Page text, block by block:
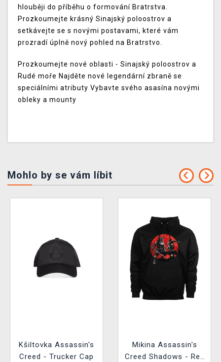
hlouběji do příběhu o formování Bratrstva.
Prozkoumejte krásný Sinajský poloostrov a
setkávejte se s novými postavami, které vám
prozradí úplně nový pohled na Bratrstvo.
Prozkoumejte nové oblasti - Sinajský poloostrov a
Rudé moře Najděte nové legendární zbraně se
speciálními atributy Vybavte svého asasína novými
obleky a mounty
Mohlo by se vám líbit
Kšiltovka Assassin's
Creed - Trucker Cap
Mikina Assassin's
Creed Shadows - Red